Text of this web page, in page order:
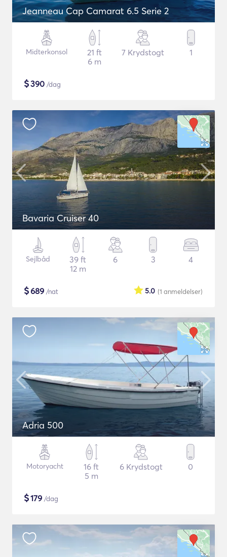
Jeanneau Cap Camarat 6.5 Serie 2
Midterkonsol
21 ft
6 m
7 Krydstogt 1
$390 /dag
Bavaria Cruiser 40
Sejlbåd
39 ft
12 m
6 3 4
$689 /nat (1 anmeldelser)
5.0
Adria 500
Motoryacht
16 ft
5 m
6 Krydstogt 0
$179 /dag